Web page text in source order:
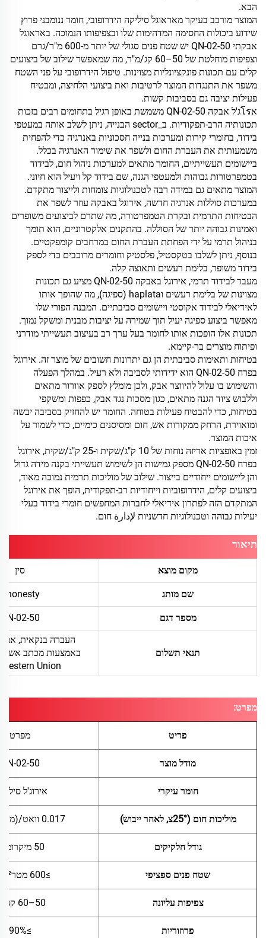
הבא.
המוצר מורכב בעיקר מאראוגל סיליקה הידרופובי, חומר ננומבני פרוץ
שידוע ביכולות החסימה המדהימות שלו ובצפיפותו הנמוכה. באראוגל
אבקתי QN-02-50 יש שטח פנים סגולי של יותר מ-600 מ"ר/גרם
וצפיפות מוחלטת של 50–60 קג/מ"ר, מה שמאפשר שילוב של ביצועים
קלים עם תכונות פונקציונליות מצוינות. טיפול הידרופובי על פני השטח
משפר את התנגדות המוצר לרטיבות ואת ביצועי הלחיצה, ומבטיח
פעילות יציבה גם בסביבות קשות.
אโรג'ל אבקה QN-02-50 משמשת באופן רגיל בתחומים רבים בזכות
תכונותיה הרב-תפקודיות. ב_sector הבנייה, ניתן לשלב אותה במעטפי
בידוד, בחומרי קירות ומערכות בנייה חסכוניות באנרגיה כדי להפחית
משמעותית את העברת החום ולשפר את שימור האנרגיה בכלל.
ביישומים תעשייתיים, החומר מתאים למערכות ניהול חום, לבידוד
בטמפרטורות גבוהות ולמעטפי הגנה, שם בידוד קל ויעיל הוא חיוני.
המוצר מתאים גם במידה רבה לטכנולוגיות צומחות ולייצור מתקדם.
במערכות סוללות אנרגיה חדשה, אירוגל באבקה עוזר לשפר את
הבטיחות התרמית ובקרת הטמפרטורה, מה שתרם לביצועים משופרים
ואמינות גבוהה יותר של הסוללה. בהתקנים אלקטרוניים, הוא תומך
בניהול תרמי על ידי הפחתת העברת החום במרחבים קומפקטיים.
בנוסף, ניתן לשלבו בטקסטיל, פלסטיק וחומרים מרוכבים כדי לספק
בידוד משופר, בלימת רעשים ותאוצה קלה.
מעבר לבידוד תרמי, אירוגל באבקה QN-02-50 מציע גם תכונות
מצוינות של בלימת רעשים וhaplata (ספיגה), מה שהופך אותו
לאידיאלי לבידוד אקוסטי ויישומים סביבתיים. המבנה הפורי שלו
מאפשר ביצוע ספיגה יעיל תוך שמירה על יציבות מבנית ומשקל נמוך.
תכונות אלו הופכות אותו לחומר בעל ערך רב בעיצוב תעשייתי מודרני
ופיתוח מוצרים בר-קיימא.
בטיחות ותאימות סביבתית הן גם יתרונות חשובים של מוצר זה. אירוגל
בפרח QN-02-50 הוא ידידותי לסביבה ולא רעיל. במהלך הפעלה
והשימוש בו עלול להיווצר אבק, ולכן מומלץ לספק אוורור מתאים
וללבוש ציוד הגנה מתאים, כגון מסכות נגד אבק, כפפות ומשקפי
בטיחות, כדי להבטיח פעילות בטוחה. החומר יש להחזיק בסביבה יבשה
ומואוירת, הרחק ממקורות אש, חום ומסיסנים כימיים, כדי לשמור על
איכות המוצר.
זמין באופציות אריזה נוחות של 10 ק"ג/שקית ו-25 ק"ג/שקית, אירוגל
בפרח QN-02-50 מספק גמישות הן לשימוש תעשייתי בקנה מידה גדול
והן ליישומים ייחודיים בייצור. שילוב של מוליכות תרמית נמוכה מאוד,
ביצועים קלים, הידרופוביות וייחודיות רב-תפקודית, הופך את אירוגל
המתקדם הזה לפתרון אידיאלי לחברות המחפשים חומרי בידוד בעלי
יעילות גבוהה וטכנולוגיות חדשניות لإدارة חום.
תיאור
מקום מוצא סין
שם מותג Ahonesty
מספר דגם QN-02-50
תנאי תשלום
העברה בנקאית,
Western Union, מזומן
מפרט:
פריט מפרט
מודל מוצר QN-02-50
חומר עיקרי אירוג'ל
מוליכות חום (25°צ, לאחר ייבוש) 0.017 וואט/(מטר·קלווין)
גודל חלקיקים 50 מיקרומטר
שטח פנים ספציפי ≥600 מטר²/גרם
צפיפות עליונה 50–60 קג/מ³
פרוזוריות ≥90%